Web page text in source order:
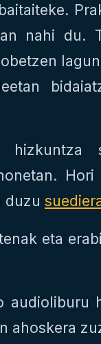
nahi du.
hizkuntza
Hori
duzu
eta
audioliburu
ahoskera